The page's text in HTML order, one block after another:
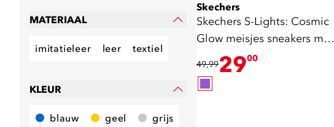
MATERIAAL
imitatieleer leer textiel
KLEUR
blauw geel grijs
Skechers
Skechers S-Lights: Cosmic
Glow meisjes sneakers met
lichtjes
49,992900